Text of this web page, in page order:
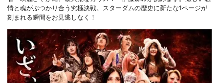
情と魂がぶつかり合う究極決戦。スターダムの歴史に新たな1ページが
刻まれる瞬間をお見逃しなく！